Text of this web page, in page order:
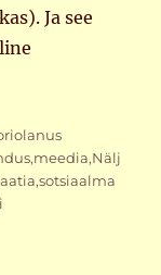
Ja see
,meedia,Nälj
,sotsiaalma